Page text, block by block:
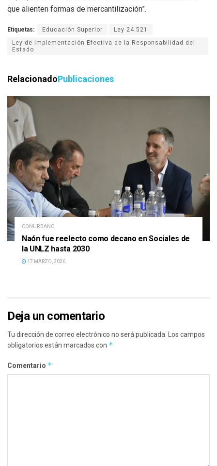
que alienten formas de mercantilización”.
Etiquetas: Educación Superior
Ley 24.521
Ley de Implementación Efectiva de la Responsabilidad del
Estado
RelacionadoPublicaciones
CONURBANO
Naón fue reelecto como decano en Sociales de
la UNLZ hasta 2030
17 MARZO, 2026
Deja un comentario
Tu dirección de correo electrónico no será publicada.
Los campos
obligatorios están marcados con *
Comentario *